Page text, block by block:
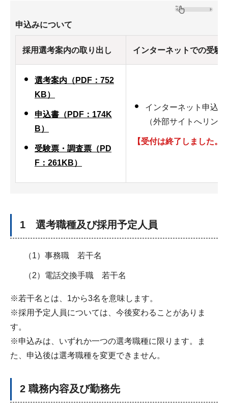
申込みについて
採用選考案内の取り出し インターネットでの受験
選考案内（PDF：752
KB）
申込書（PDF：174K
B）
受験票・調査票（PD
F：261KB）
インターネット申込
（外部サイトへリン
【受付は終了しました。
1 選考職種及び採用予定人員
（1）事務職 若干名
（2）電話交換手職 若干名
※若干名とは、1から3名を意味します。
※採用予定人員については、今後変わることがありま
す。
※申込みは、いずれか一つの選考職種に限ります。ま
た、申込後は選考職種を変更できません。
2 職務内容及び勤務先